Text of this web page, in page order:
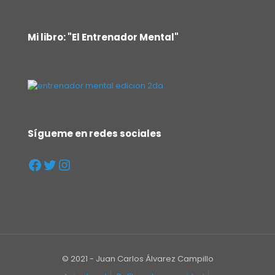
Mi libro: "El Entrenador Mental"
Sígueme en redes sociales
© 2021 - Juan Carlos Álvarez Campillo